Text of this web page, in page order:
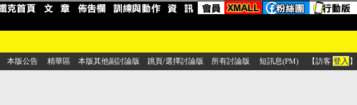
本版公告 精華區 本版其他副討論版 跳頁/選擇討論版 所有討論版 短訊息(PM) 【訪客 登入 】